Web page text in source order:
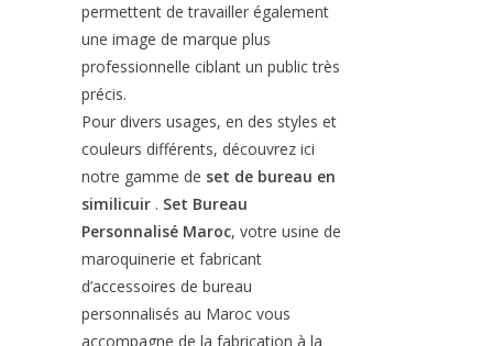
permettent de travailler également
une image de marque plus
professionnelle ciblant un public très
précis.
Pour divers usages, en des styles et
couleurs différents, découvrez ici
notre gamme de set de bureau en
similicuir . Set Bureau
Personnalisé Maroc, votre usine de
maroquinerie et fabricant
d’accessoires de bureau
personnalisés au Maroc vous
accompagne de la fabrication à la